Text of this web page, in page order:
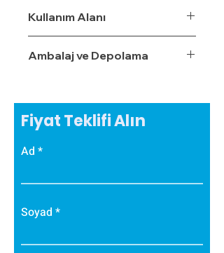
Kullanım Alanı
Ambalaj ve Depolama
Fiyat Teklifi Alın
Ad
Soyad